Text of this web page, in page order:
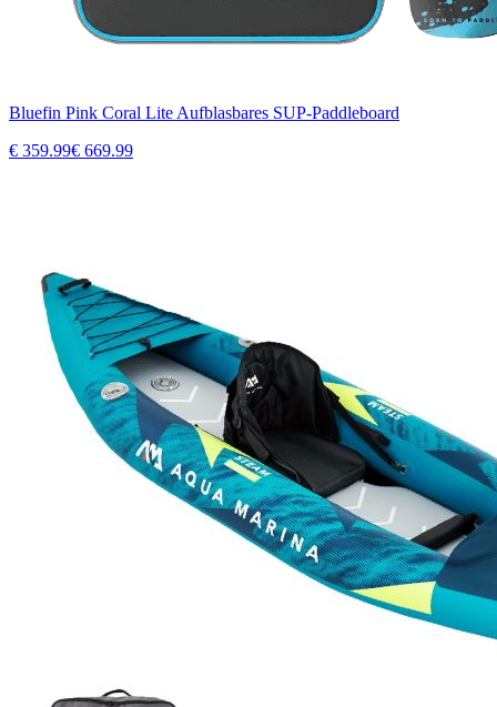
Bluefin Pink Coral Lite Aufblasbares SUP-Paddleboard
€ 359.99€ 669.99